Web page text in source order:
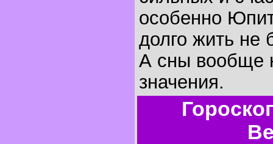
особенно
долго жить не
А сны вообще
значения.